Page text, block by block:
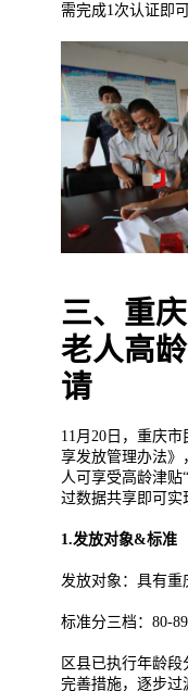
需完成1次认证即
三、重
老人高
请
11月20日，重庆
享发放管理办法》
人可享受高龄津贴
过数据共享即可实
1.发放对象&标准
发放对象：具有重
标准分三档：80-
区县已执行年龄
完善措施，逐步过